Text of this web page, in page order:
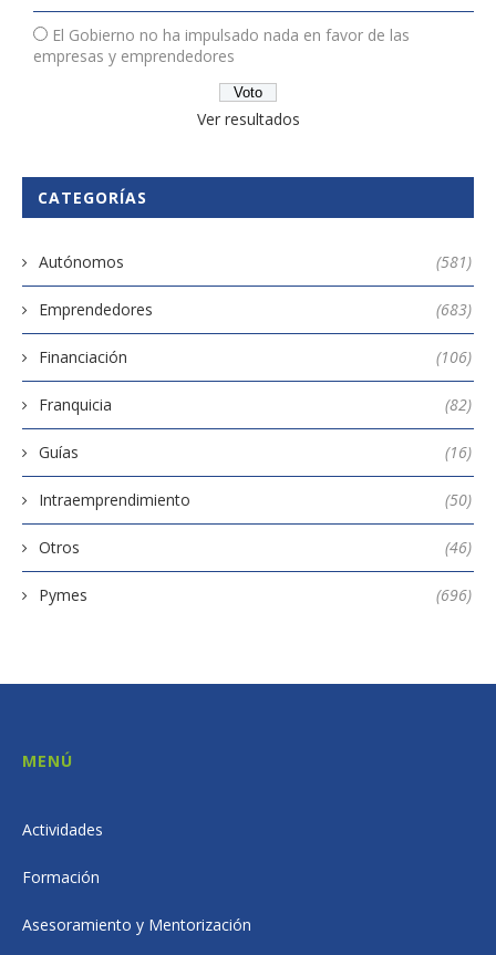
El Gobierno no ha impulsado nada en favor de las
empresas y emprendedores
Ver resultados
CATEGORÍAS
Autónomos (581)
Emprendedores (683)
Financiación (106)
Franquicia (82)
Guías (16)
Intraemprendimiento (50)
Otros (46)
Pymes (696)
MENÚ
Actividades
Formación
Asesoramiento y Mentorización